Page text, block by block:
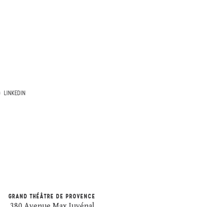
LINKEDIN
GRAND THÉÂTRE DE PROVENCE